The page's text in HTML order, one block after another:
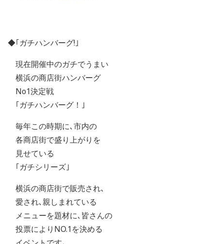
◆｢ガチハンバーグ!｣
現在開催中のガチでうまい
横浜の商店街ハンバーグ
No1決定戦
｢ガチハンバーグ！｣
毎年この時期に､市内の
各商店街で盛り上がりを
見せている
｢ガチシリーズ｣
横浜の商店街で販売され､
愛され､親しまれている
メニューを題材に､皆さんの
投票によりNO.1を決める